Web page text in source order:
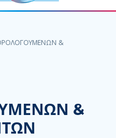
Φορέα
&
&